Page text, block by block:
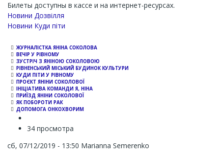
Билеты доступны в кассе и на интернет-ресурсах.
Новини Дозвілля
Новини Куди піти
ЖУРНАЛІСТКА ЯНІНА СОКОЛОВА
ВЕЧІР У РІВНОМУ
ЗУСТРІЧ З ЯНІНОЮ СОКОЛОВОЮ
РІВНЕНСЬКИЙ МІСЬКИЙ БУДИНОК КУЛЬТУРИ
КУДИ ПІТИ У РІВНОМУ
ПРОЄКТ ЯНІНИ СОКОЛОВОЇ
ІНІЦІАТИВА КОМАНДИ Я, НІНА
ПРИЇЗД ЯНІНИ СОКОЛОВОЇ
ЯК ПОБОРОТИ РАК
ДОПОМОГА ОНКОХВОРИМ
34 просмотра
сб, 07/12/2019 - 13:50 Marianna Semerenko